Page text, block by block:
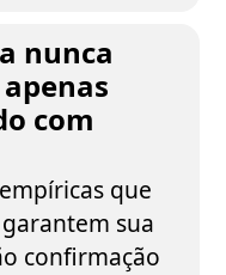
nunca
com
que
sua
confirmação